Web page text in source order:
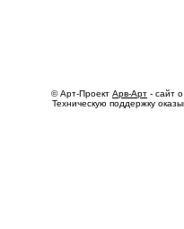
© Арт-Проект Арв-Арт - сайт
Техническую поддержку